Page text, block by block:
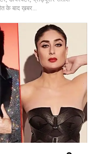
के बाद ख़बर...